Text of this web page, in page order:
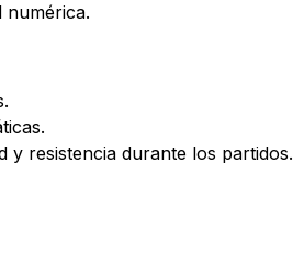
numérica.
y resistencia durante los partidos.